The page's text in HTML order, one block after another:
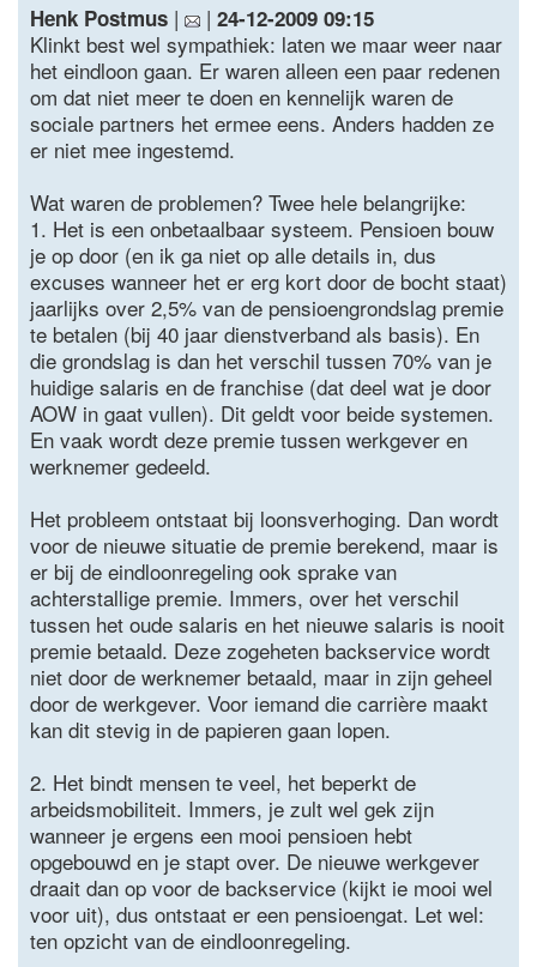
Henk Postmus | | 24-12-2009 09:15
Klinkt best wel sympathiek: laten we maar weer naar
het eindloon gaan. Er waren alleen een paar redenen
om dat niet meer te doen en kennelijk waren de
sociale partners het ermee eens. Anders hadden ze
er niet mee ingestemd.
Wat waren de problemen? Twee hele belangrijke:
1. Het is een onbetaalbaar systeem. Pensioen bouw
je op door (en ik ga niet op alle details in, dus
excuses wanneer het er erg kort door de bocht staat)
jaarlijks over 2,5% van de pensioengrondslag premie
te betalen (bij 40 jaar dienstverband als basis). En
die grondslag is dan het verschil tussen 70% van je
huidige salaris en de franchise (dat deel wat je door
AOW in gaat vullen). Dit geldt voor beide systemen.
En vaak wordt deze premie tussen werkgever en
werknemer gedeeld.
Het probleem ontstaat bij loonsverhoging. Dan wordt
voor de nieuwe situatie de premie berekend, maar is
er bij de eindloonregeling ook sprake van
achterstallige premie. Immers, over het verschil
tussen het oude salaris en het nieuwe salaris is nooit
premie betaald. Deze zogeheten backservice wordt
niet door de werknemer betaald, maar in zijn geheel
door de werkgever. Voor iemand die carrière maakt
kan dit stevig in de papieren gaan lopen.
2. Het bindt mensen te veel, het beperkt de
arbeidsmobiliteit. Immers, je zult wel gek zijn
wanneer je ergens een mooi pensioen hebt
opgebouwd en je stapt over. De nieuwe werkgever
draait dan op voor de backservice (kijkt ie mooi wel
voor uit), dus ontstaat er een pensioengat. Let wel:
ten opzicht van de eindloonregeling.